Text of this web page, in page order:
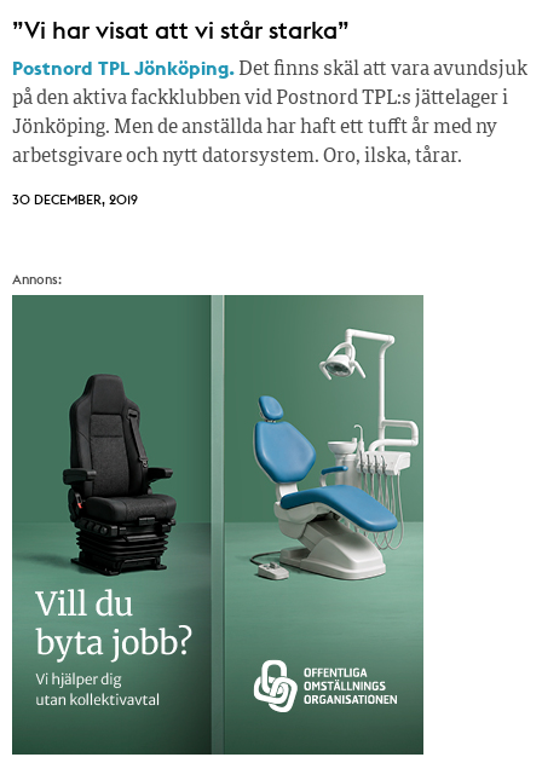
”Vi har visat att vi står starka”
Postnord TPL Jönköping. Det finns skäl att vara avundsjuk
på den aktiva fackklubben vid Postnord TPL:s jättelager i
Jönköping. Men de anställda har haft ett tufft år med ny
arbetsgivare och nytt datorsystem. Oro, ilska, tårar.
30 DECEMBER, 2019
Annons: